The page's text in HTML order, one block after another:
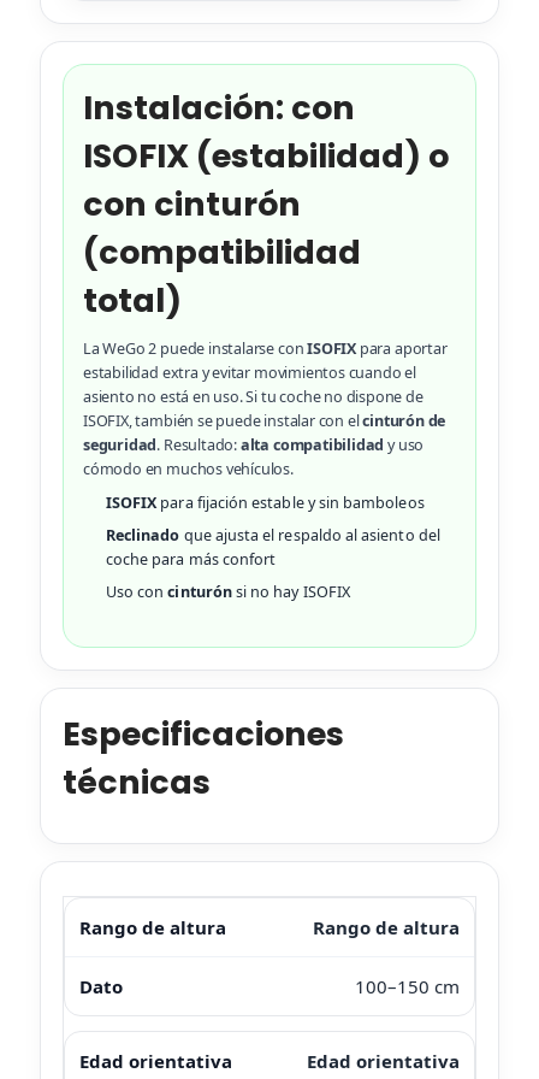
Instalación: con
ISOFIX (estabilidad) o
con cinturón
(compatibilidad
total)
La WeGo 2 puede instalarse conISOFIXpara aportar
estabilidad extra y evitar movimientos cuando el
asiento no está en uso. Si tu coche no dispone de
ISOFIX, también se puede instalar con elcinturón de
seguridad. Resultado:alta compatibilidad y uso
cómodo en muchos vehículos.
ISOFIXpara fijación estable y sin bamboleos
Reclinado que ajusta el respaldo al asiento del
coche para más confort
Uso concinturónsi no hay ISOFIX
Especificaciones
técnicas
Rango de altura
100–150 cm
Edad orientativa